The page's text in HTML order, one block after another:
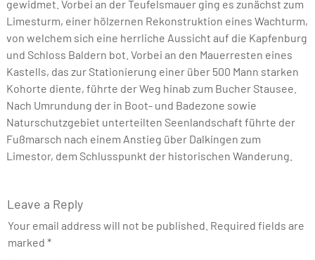
gewidmet. Vorbei an der Teufelsmauer ging es zunächst zum
Limesturm, einer hölzernen Rekonstruktion eines Wachturm,
von welchem sich eine herrliche Aussicht auf die Kapfenburg
und Schloss Baldern bot. Vorbei an den Mauerresten eines
Kastells, das zur Stationierung einer über 500 Mann starken
Kohorte diente, führte der Weg hinab zum Bucher Stausee.
Nach Umrundung der in Boot- und Badezone sowie
Naturschutzgebiet unterteilten Seenlandschaft führte der
Fußmarsch nach einem Anstieg über Dalkingen zum
Limestor, dem Schlusspunkt der historischen Wanderung.
Leave a Reply
Your email address will not be published. Required fields are
marked *